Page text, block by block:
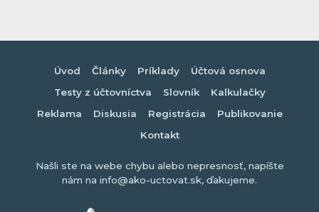
Úvod Články Príklady
Účtová osnova
Testy z účtovníctva
Slovník
Kalkulačky
Reklama
Diskusia Registrácia
Publikovanie
Kontakt
Našli ste na webe chybu alebo nepresnosť, napíšte
nám na info@ako-uctovat.sk, ďakujeme.